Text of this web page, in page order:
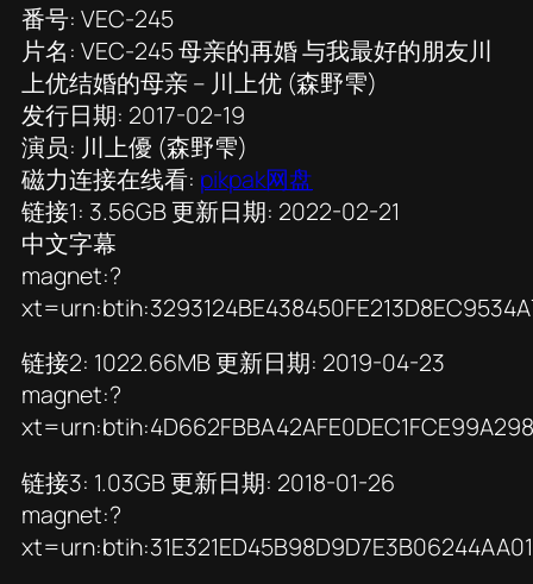
番号: VEC-245
片名: VEC-245 母亲的再婚 与我最好的朋友川
上优结婚的母亲 – 川上优 (森野雫)
发行日期: 2017-02-19
演员: 川上優 (森野雫)
磁力连接在线看: pikpak网盘
链接1: 3.56GB 更新日期: 2022-02-21
中文字幕
magnet:?
链接2: 1022.66MB 更新日期: 2019-04-23
magnet:?
链接3: 1.03GB 更新日期: 2018-01-26
magnet:?